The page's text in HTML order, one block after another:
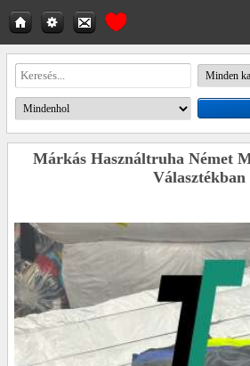
Márkás Használtruha Német
Választékban